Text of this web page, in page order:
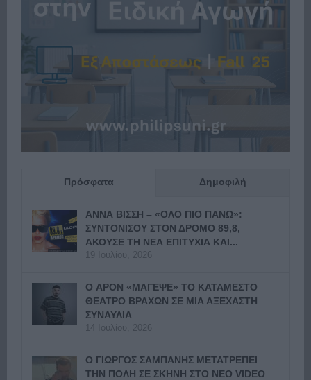
Πρόσφατα Δημοφιλή
ΑΝΝΑ ΒΙΣΣΗ – «ΟΛΟ ΠΙΟ ΠΑΝΩ»:
ΣΥΝΤΟΝΙΣΟΥ ΣΤΟΝ ΔΡΟΜΟ 89,8,
ΑΚΟΥΣΕ ΤΗ ΝΕΑ ΕΠΙΤΥΧΙΑ ΚΑΙ...
19 Ιουλίου, 2026
Ο APON «ΜΑΓΕΨΕ» ΤΟ ΚΑΤΑΜΕΣΤΟ
ΘΕΑΤΡΟ ΒΡΑΧΩΝ ΣΕ ΜΙΑ ΑΞΕΧΑΣΤΗ
ΣΥΝΑΥΛΙΑ
14 Ιουλίου, 2026
Ο ΓΙΩΡΓΟΣ ΣΑΜΠΑΝΗΣ ΜΕΤΑΤΡΕΠΕΙ
ΤΗΝ ΠΟΛΗ ΣΕ ΣΚΗΝΗ ΣΤΟ ΝΕΟ VIDEO